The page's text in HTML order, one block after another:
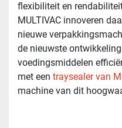
flexibiliteit en
MULTIVAC innoveren
nieuwe
de nieuwste
voedingsmiddelen
met een traysealer van
machine van dit